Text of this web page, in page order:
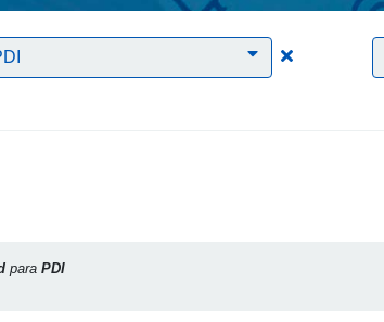
el filtro Instalaciones de red Clic para
para PDI